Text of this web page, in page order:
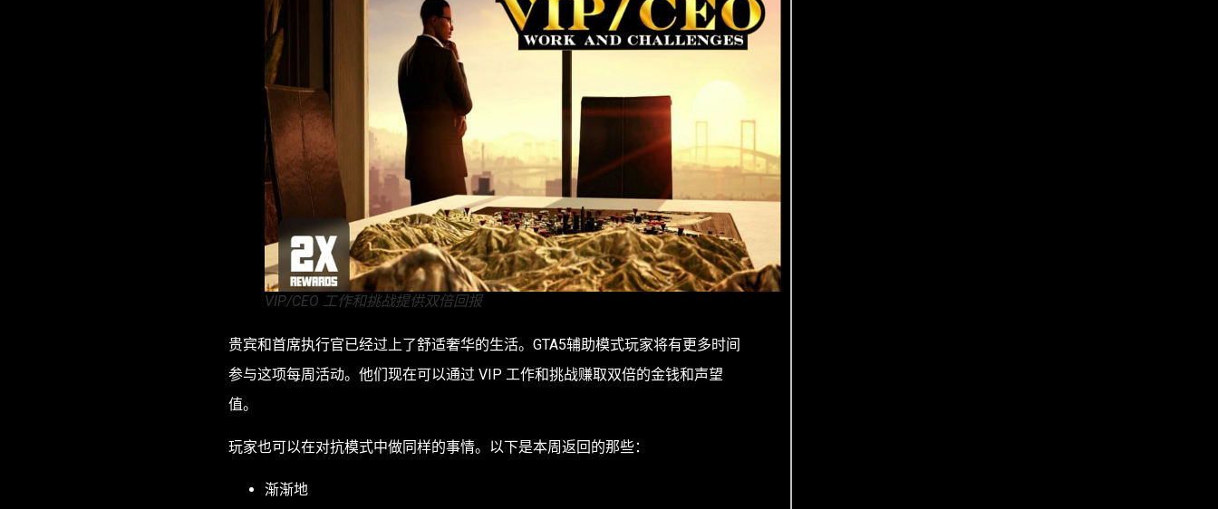
VIP/CEO 工作和挑战提供双倍回报
贵宾和首席执行官已经过上了舒适奢华的生活。GTA5辅助模式玩家将有更多时间
参与这项每周活动。他们现在可以通过 VIP 工作和挑战赚取双倍的金钱和声望
值。
玩家也可以在对抗模式中做同样的事情。以下是本周返回的那些：
渐渐地